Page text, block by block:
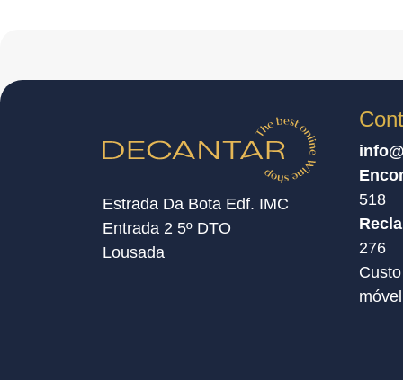
Estrada Da Bota Edf. IMC
Entrada 2 5º DTO
Lousada
518
276